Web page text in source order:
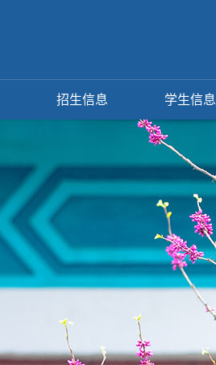
招生信息 学生信息